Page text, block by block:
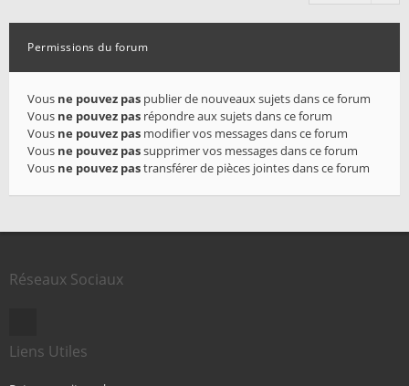
Permissions du forum
Vous ne pouvez pas publier de nouveaux sujets dans ce forum
Vous ne pouvez pas répondre aux sujets dans ce forum
Vous ne pouvez pas modifier vos messages dans ce forum
Vous ne pouvez passupprimer vos messages dans ce forum
Vous ne pouvez pastransférer de pièces jointes dans ce forum
Réseaux Sociaux
Liens Utiles